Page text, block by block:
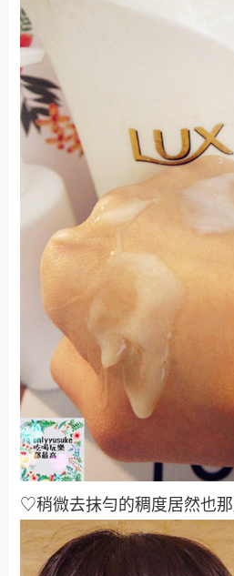
♡稍微去抹勻的稠度居然也